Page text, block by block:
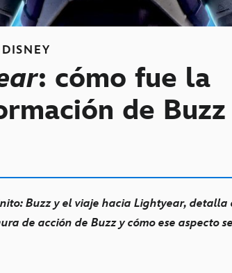
DISNEY
: cómo fue la
de
Buzz y el viaje hacia Lightyear, detalla
de acción de Buzz y cómo ese aspecto